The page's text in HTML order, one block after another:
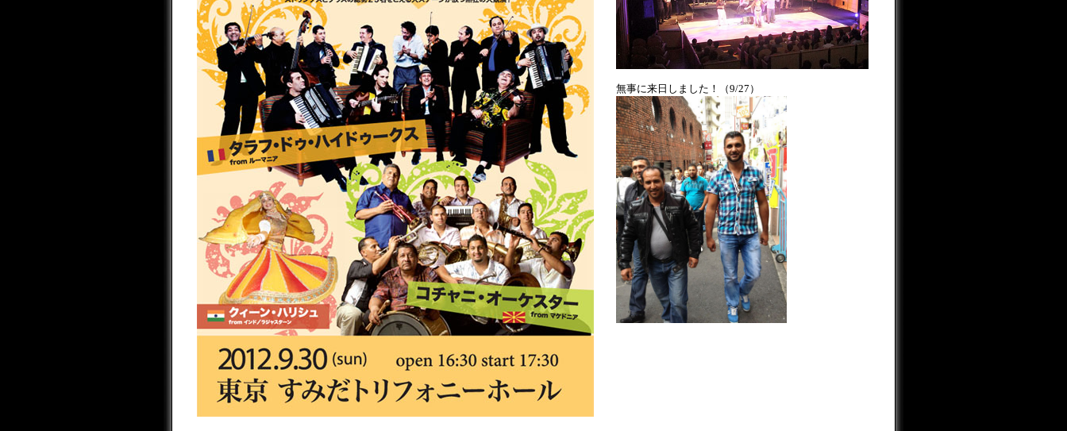
無事に来日しました！（9/27）